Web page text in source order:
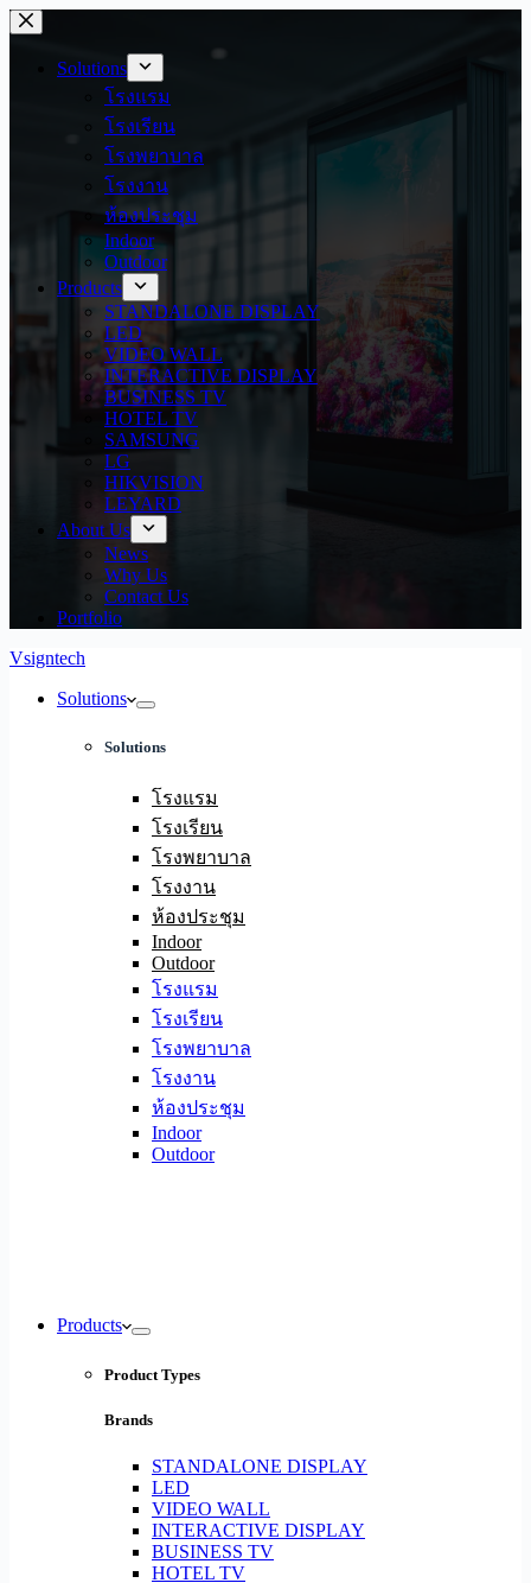
Skip
to
contentSolutions
โรงแรม
โรงเรียน
โรงพยาบาล
โรงงาน
ห้องประชุม
Indoor
Outdoor
Products
STANDALONE DISPLAY
LED
VIDEO WALL
INTERACTIVE DISPLAY
BUSINESS TV
HOTEL TV
SAMSUNG
LG
HIKVISION
LEYARD
About Us
News
Why Us
Contact Us
Portfolio
Vsigntech
Solutions
Solutions
โรงแรม
โรงเรียน
โรงพยาบาล
โรงงาน
ห้องประชุม
Indoor
Outdoor
โรงแรม
โรงเรียน
โรงพยาบาล
โรงงาน
ห้องประชุม
Indoor
Outdoor
Products
Product Types
Brands
STANDALONE DISPLAY
LED
VIDEO WALL
INTERACTIVE DISPLAY
BUSINESS TV
HOTEL TV